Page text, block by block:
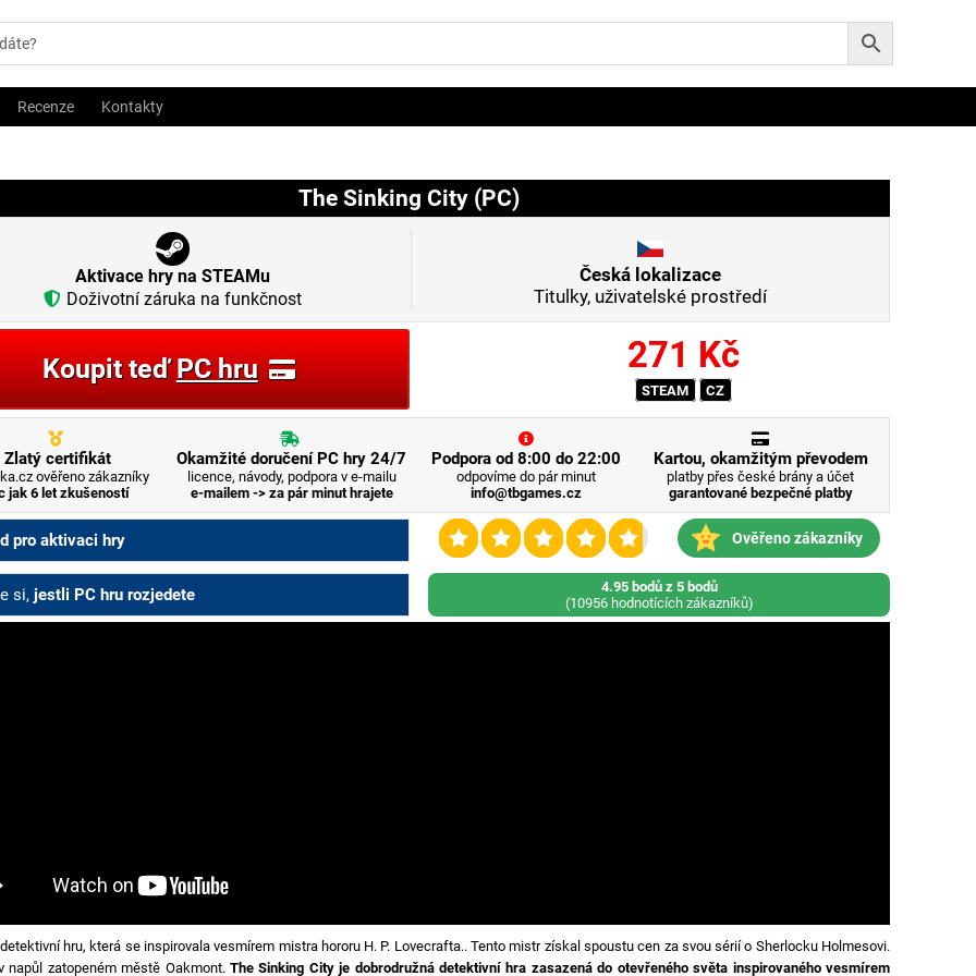
Recenze Kontakty
The Sinking City (PC)
Aktivace hry na STEAMu
Doživotní záruka na funkčnost
Česká lokalizace
Titulky, uživatelské prostředí
Koupit teďPC hru 271 Kč
STEAM CZ
Zlatý certifikát
ověřeno zákazníky
jak 6 let zkušeností
Okamžité doručení PC hry 24/7
licence, návody, podpora v e-mailu
e-mailem -> za pár minut hrajete
Podpora od 8:00 do 22:00
odpovíme do pár minut
info@tbgames.cz
Kartou, okamžitým převodem
platby přes české brány a účet
garantované bezpečné platby
Ověřeno zákazníky
4.95 bodů z 5 bodů
(10956 hodnotících zákazníků)
pro aktivaci hry
si, jestli PC hru rozjedete
hru, která se inspirovala vesmírem mistra hororu H. P. Lovecrafta.. Tento mistr získal spoustu cen za svou sérií o Sherlocku Holmesovi.
napůl zatopeném městě Oakmont. The Sinking City je dobrodružná detektivní hra zasazená do otevřeného světa inspirovaného vesmírem